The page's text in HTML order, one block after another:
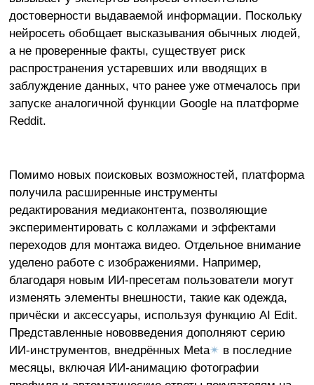
достоверности выдаваемой информации. Поскольку
нейросеть обобщает высказывания обычных людей,
а не проверенные факты, существует риск
распространения устаревших или вводящих в
заблуждение данных, что ранее уже отмечалось при
запуске аналогичной функции Google на платформе
Reddit.
Помимо новых поисковых возможностей, платформа
получила расширенные инструменты
редактирования медиаконтента, позволяющие
экспериментировать с коллажами и эффектами
переходов для монтажа видео. Отдельное внимание
уделено работе с изображениями. Например,
благодаря новым ИИ-пресетам пользователи могут
изменять элементы внешности, такие как одежда,
причёски и аксессуары, используя функцию AI Edit.
Представленные нововведения дополняют серию
ИИ-инструментов, внедрённых Meta✴ в последние
месяцы, включая ИИ-анимацию фотографии